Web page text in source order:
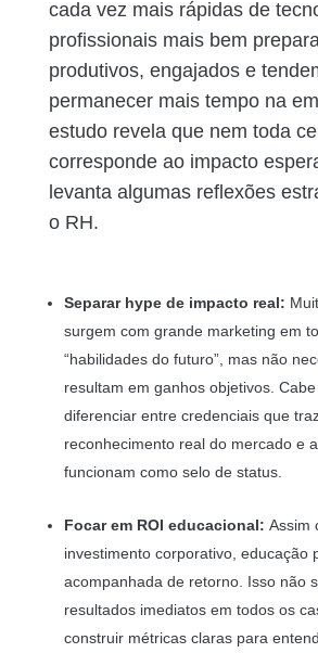
cada vez mais rápidas de
profissionais mais bem
produtivos, engajados e
permanecer mais tempo na
estudo revela que nem toda
corresponde ao impacto
levanta algumas reflexões
o RH.
Separar hype de impacto real:
surgem com grande marketing em
“habilidades do futuro”, mas não
resultam em ganhos objetivos.
diferenciar entre credenciais que
reconhecimento real do mercado e
funcionam como selo de status.
Focar em ROI educacional: Assim
investimento corporativo, educação
acompanhada de retorno. Isso não
resultados imediatos em todos os
construir métricas claras para